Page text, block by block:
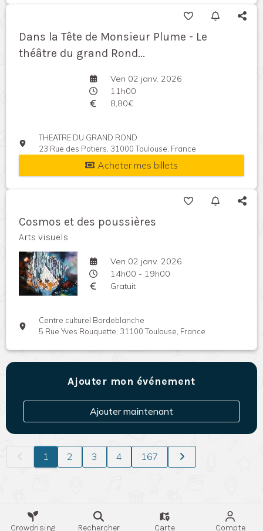
Dans la Tête de Monsieur Plume - Le
théâtre du grand Rond...
Ven 02 janv. 2026
11h00
8,80€
THEATRE DU GRAND ROND
23 Rue des Potiers, 31000 Toulouse, France
Acheter mes billets
Cosmos et des poussières
Arts visuels
Ven 02 janv. 2026
14h00 - 19h00
Gratuit
Centre culturel Bordeblanche
5 Rue Yves Rouquette, 31100 Toulouse, France
Ajouter mon événement
Ajouter maintenant
1 2 3 4 167
Crowdrising Rechercher Carte Compte